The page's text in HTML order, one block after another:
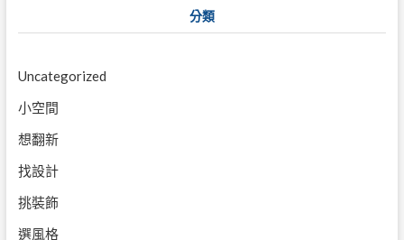
分類
Uncategorized
小空間
想翻新
找設計
挑裝飾
選風格